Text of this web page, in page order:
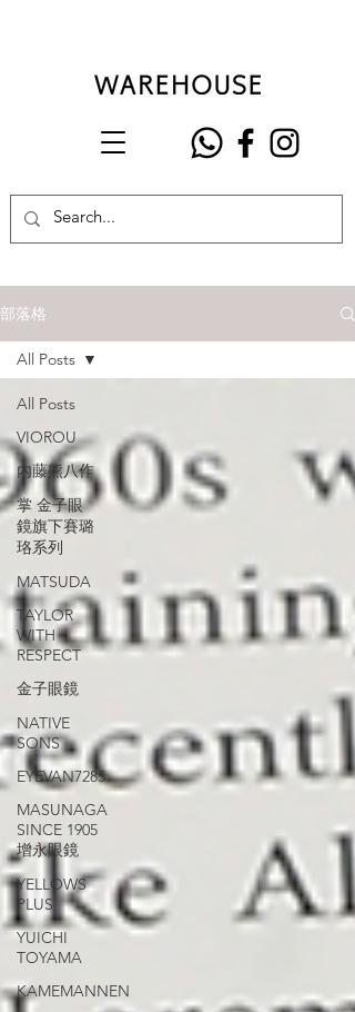
部落格
All Posts
VIOROU
內藤熊八作
掌 金子眼
鏡旗下賽璐
珞系列
MATSUDA
TAYLOR
WITH
RESPECT
金子眼鏡
NATIVE
SONS
EYEVAN7285
MASUNAGA
SINCE 1905
增永眼鏡
YELLOWS
PLUS
YUICHI
TOYAMA
KAMEMANNEN
All Posts